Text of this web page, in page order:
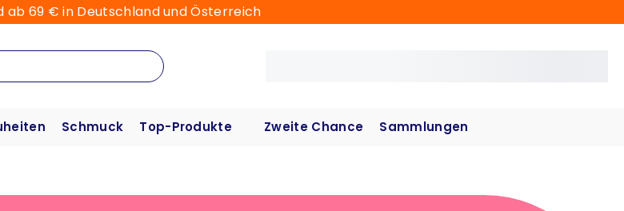
ab 69 € in Deutschland und Österreich
Schmuck Top-Produkte Zweite Chance Sammlungen